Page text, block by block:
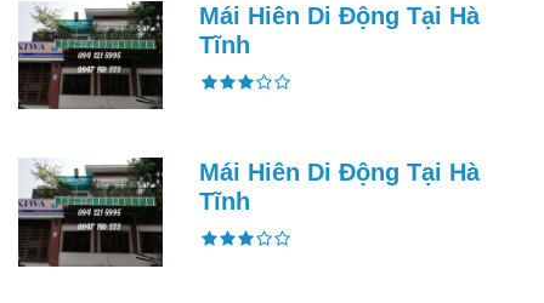
Mái Hiên Di Động Tại Hà
Tĩnh
Mái Hiên Di Động Tại Hà
Tĩnh